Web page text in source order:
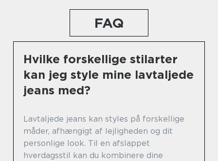
FAQ
Hvilke forskellige stilarter
kan jeg style mine lavtaljede
jeans med?
Lavtaljede jeans kan styles på forskellige
måder, afhængigt af lejligheden og dit
personlige look. Til en afslappet
hverdagsstil kan du kombinere dine